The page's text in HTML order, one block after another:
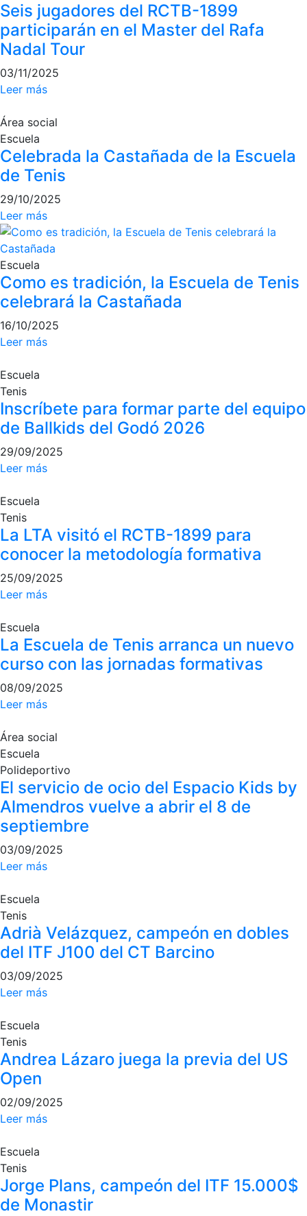
Publicidad en
la Revista
Ventajas
¿Quieres ser
Patrocinador
Noticias
Inscripciones
El Godó
del
Socio/a
Seis jugadores del RCTB-1899
participarán en el Master del Rafa
Nadal Tour
03/11/2025
Leer más
Área social
Escuela
Celebrada la Castañada de la Escuela
de Tenis
29/10/2025
Leer más
Escuela
Como es tradición, la Escuela de Tenis
celebrará la Castañada
16/10/2025
Leer más
Escuela
Tenis
Inscríbete para formar parte del equipo
de Ballkids del Godó 2026
29/09/2025
Leer más
Escuela
Tenis
La LTA visitó el RCTB-1899 para
conocer la metodología formativa
25/09/2025
Leer más
Escuela
La Escuela de Tenis arranca un nuevo
curso con las jornadas formativas
08/09/2025
Leer más
Área social
Escuela
Polideportivo
El servicio de ocio del Espacio Kids by
Almendros vuelve a abrir el 8 de
septiembre
03/09/2025
Leer más
Escuela
Tenis
Adrià Velázquez, campeón en dobles
del ITF J100 del CT Barcino
03/09/2025
Leer más
Escuela
Tenis
Andrea Lázaro juega la previa del US
Open
02/09/2025
Leer más
Escuela
Tenis
Jorge Plans, campeón del ITF 15.000$
de Monastir